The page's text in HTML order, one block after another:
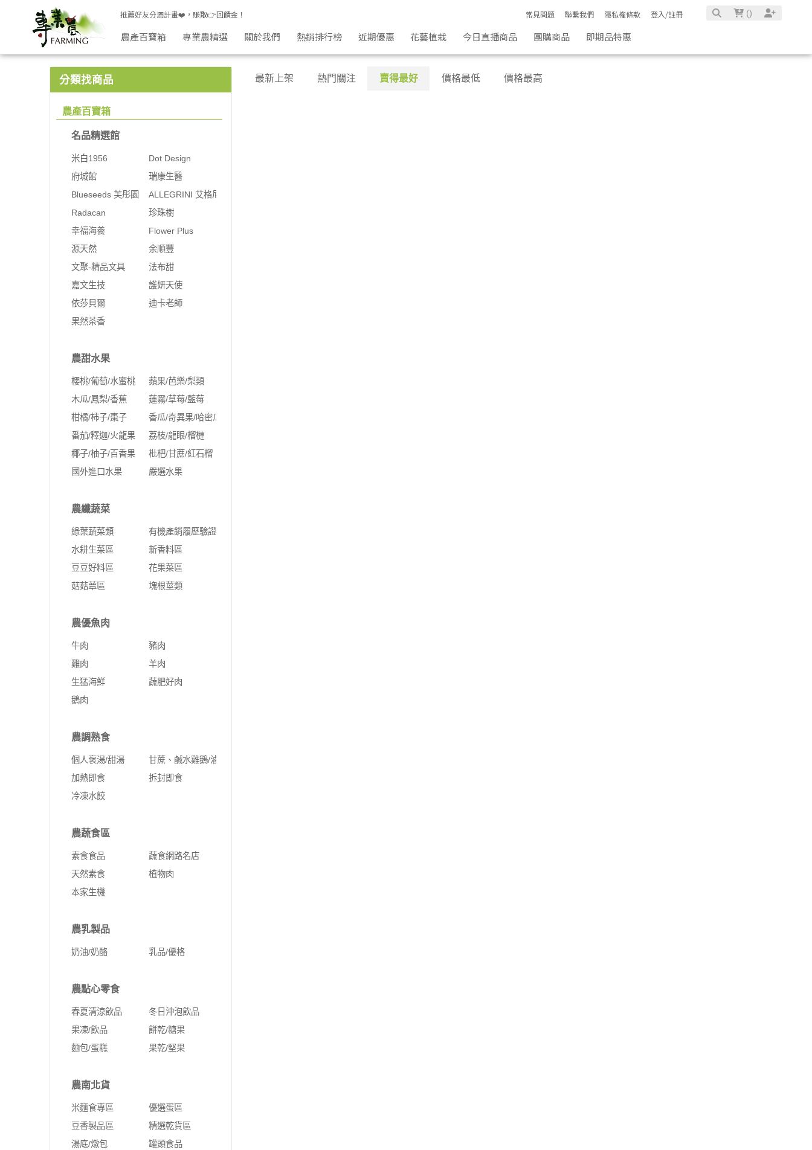
低卡配料 | 專業農
推薦好友分潤計畫❤️，賺取👉回饋金！ 常見問題 聯繫我們 隱私權條款 登入/註冊 ()
農產百寶箱 專業農精選 關於我們 熱銷排行榜 近期優惠 花藝植栽 今日直播商品 團購商品 即期品特惠
分類找商品
農產百寶箱
名品精選館
米白1956
Dot Design
府城館
瑞康生醫
Blueseeds 芙彤園
ALLEGRINI 艾格尼
Radacan
珍珠樹
幸福海養
Flower Plus
源天然
余順豐
文聚-精品文具
法布甜
嘉文生技
護妍天使
依莎貝爾
迪卡老師
果然茶香
農甜水果
櫻桃/葡萄/水蜜桃
蘋果/芭樂/梨類
木瓜/鳳梨/香蕉
蓮霧/草莓/藍莓
柑橘/柿子/棗子
香瓜/奇異果/哈密瓜
番茄/釋迦/火龍果
荔枝/龍眼/榴槤
椰子/柚子/百香果
枇杷/甘蔗/紅石榴
國外進口水果
嚴選水果
農纖蔬菜
綠葉蔬菜類
有機產銷履歷驗證
水耕生菜區
新香料區
豆豆好料區
花果菜區
菇菇蕈區
塊根莖類
農優魚肉
牛肉
豬肉
雞肉
羊肉
生猛海鮮
蔬肥好肉
鵝肉
農調熟食
個人褒湯/甜湯
甘蔗、鹹水雞鵝/滷味
加熱即食
拆封即食
冷凍水餃
農蔬食區
素食食品
蔬食網路名店
天然素食
植物肉
本家生機
農乳製品
奶油/奶酪 乳品/優格
農點心零食
春夏清涼飲品
冬日沖泡飲品
果凍/飲品
餅乾/糖果
麵包/蛋糕
果乾/堅果
農南北貨
米麵食專區
優選蛋區
豆香製品區
精選乾貨區
湯底/燉包
罐頭食品
最新上架 熱門關注 賣得最好 價格最低 價格最高